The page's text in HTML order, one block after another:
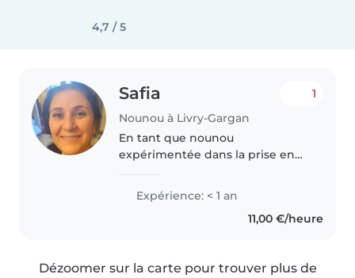
4,7 / 5
Safia
Nounou à Livry-Gargan
1
En tant que nounou
expérimentée dans la prise en
je suis ravie de me mettre à
votre disposition. Avec mon
éducation et ma formation
Expérience: < 1 an
11,00 €/heure
Dézoomer sur la carte pour trouver plus de